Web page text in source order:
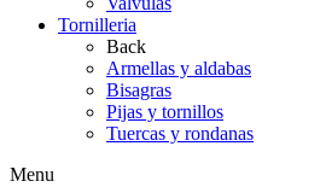
Tornilleria
Back
Armellas y aldabas
Bisagras
Pijas y tornillos
Tuercas y rondanas
Menu